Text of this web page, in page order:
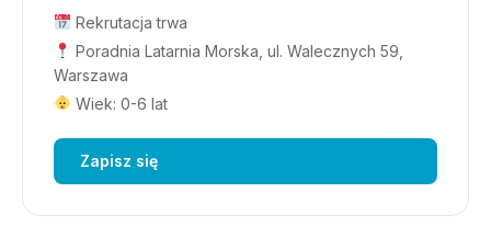
Rekrutacja trwa
Poradnia Latarnia Morska, ul. Walecznych 59,
Warszawa
Wiek: 0-6 lat
Zapisz się